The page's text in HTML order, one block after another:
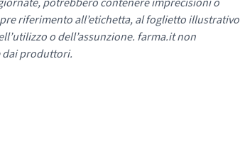
riferimento all’etichetta, al foglietto illustrativo
o dell’assunzione. farma.it non
produttori.